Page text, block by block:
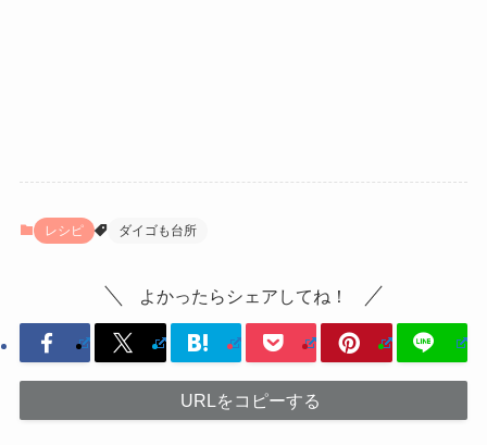
レシピ ダイゴも台所
よかったらシェアしてね！
URLをコピーする